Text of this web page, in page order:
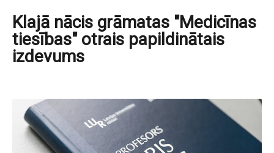
Klajā nācis grāmatas "Medicīnas
tiesības" otrais papildinātais
izdevums